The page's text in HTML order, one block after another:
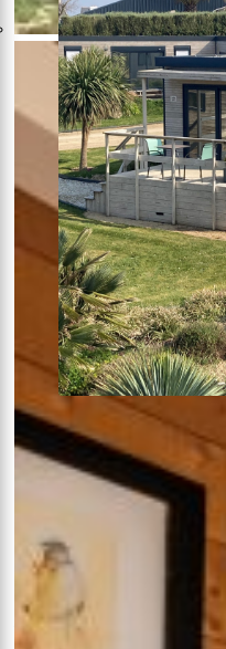
Lodge SINGLE SPA
SPA
Terrasse sur pilotis
À partir de